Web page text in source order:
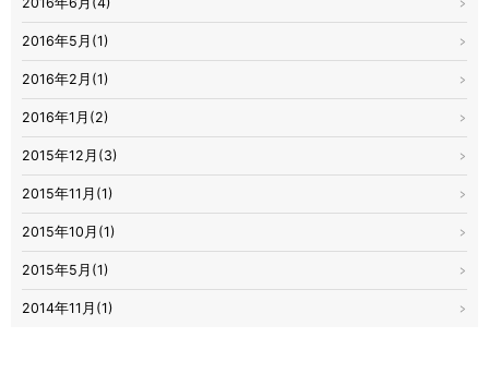
2016年5月(1)
2016年2月(1)
2016年1月(2)
2015年12月(3)
2015年11月(1)
2015年10月(1)
2015年5月(1)
2014年11月(1)